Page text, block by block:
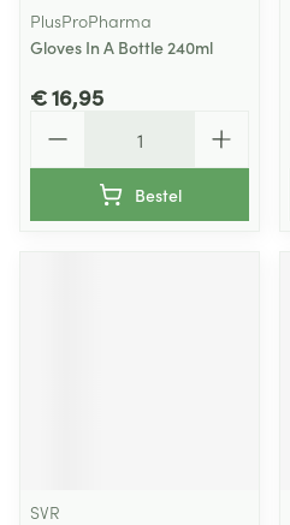
PlusProPharma
Gloves In A Bottle 240ml
€ 16,95
Bestel
SVR